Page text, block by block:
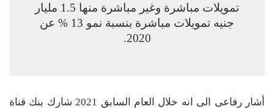
تمويلات مباشرة وغير مباشرة منها 1.5 مليار
جنيه تمويلات مباشرة بنسبة نمو 13 % عن
2020.
أشار رفاعى الى انه خلال العام السابق 2021 شارك بنك قناة